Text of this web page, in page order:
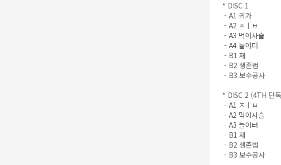
* DISC 1
- A1 귀가
- A2 ㅈㅣㅂ
- A3 먹이사슬
- A4 놀이터
- B1 재
- B2 생존법
- B3 보수공사
* DISC 2 (4TH 단
- A1 ㅈㅣㅂ
- A2 먹이사슬
- A3 놀이터
- B1 재
- B2 생존법
- B3 보수공사